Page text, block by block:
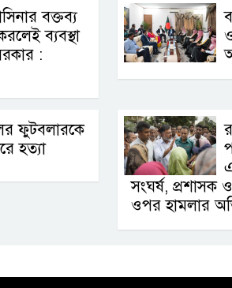
বক্তব্য
ব্যবস্থা
:
ফুটবলারকে
হত্যা
সংঘর্ষ, প্রশাসক
ওপর হামলার